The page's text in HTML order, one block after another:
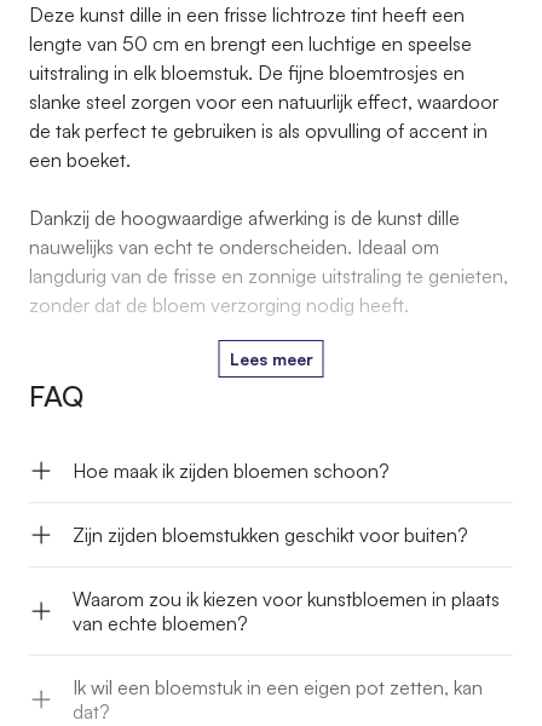
Deze kunst dille in een frisse lichtroze tint heeft een
lengte van 50 cm en brengt een luchtige en speelse
uitstraling in elk bloemstuk. De fijne bloemtrosjes en
slanke steel zorgen voor een natuurlijk effect, waardoor
de tak perfect te gebruiken is als opvulling of accent in
een boeket.
Dankzij de hoogwaardige afwerking is de kunst dille
nauwelijks van echt te onderscheiden. Ideaal om
langdurig van de frisse en zonnige uitstraling te genieten,
zonder dat de bloem verzorging nodig heeft.
Lees meer
FAQ
Hoe maak ik zijden bloemen schoon?
Zijn zijden bloemstukken geschikt voor buiten?
Waarom zou ik kiezen voor kunstbloemen in plaats
van echte bloemen?
Ik wil een bloemstuk in een eigen pot zetten, kan
dat?